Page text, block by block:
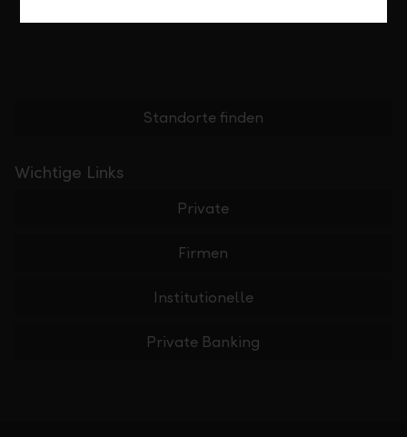
Standorte finden
Wichtige Links
Private
Firmen
Institutionelle
Private Banking